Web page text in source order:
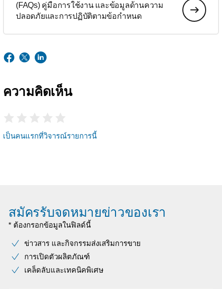
(FAQs) คู่มือการใช้งาน และข้อมูลด้านความ
ปลอดภัยและการปฏิบัติตามข้อกำหนด
ความคิดเห็น
เป็นคนแรกที่วิจารณ์รายการนี้
สมัครรับจดหมายข่าวของเรา
* ต้องกรอกข้อมูลในฟิลด์นี้
ข่าวสาร และกิจกรรมส่งเสริมการขาย
การเปิดตัวผลิตภัณฑ์
เคล็ดลับและเทคนิคพิเศษ